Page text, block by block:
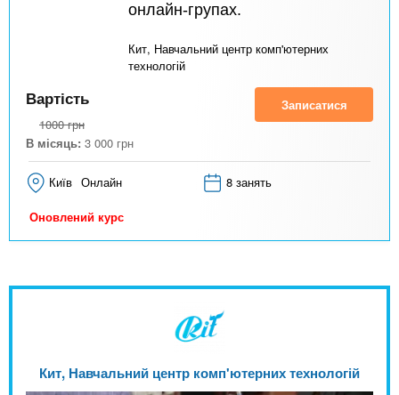
онлайн-групах.
Кит, Навчальний центр комп'ютерних
технологій
Вартість
1000 грн
В місяць: 3 000 грн
Записатися
Київ Онлайн 8 занять
Оновлений курс
Кит, Навчальний центр комп'ютерних технологій